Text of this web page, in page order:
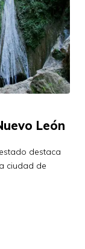
León
destaca
ciudad de